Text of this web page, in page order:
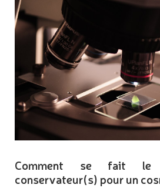
Comment se fait le
conservateur(s) pour un